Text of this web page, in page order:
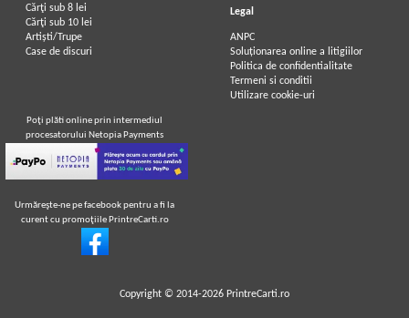
Cărţi sub 8 lei
Cărţi sub 10 lei
Artiști/Trupe
Case de discuri
Legal
ANPC
Soluționarea online a litigiilor
Politica de confidentialitate
Termeni si conditii
Utilizare cookie-uri
Poţi plăti online prin intermediul
procesatorului Netopia Payments
Urmăreşte-ne pe facebook pentru a fi la
curent cu promoţiile PrintreCarti.ro
Copyright © 2014-2026 PrintreCarti.ro